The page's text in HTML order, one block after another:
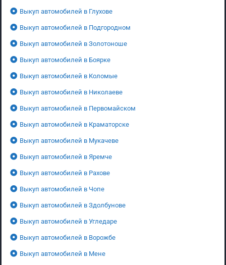
Выкуп автомобилей в Глухове
Выкуп автомобилей в Подгородном
Выкуп автомобилей в Золотоноше
Выкуп автомобилей в Боярке
Выкуп автомобилей в Коломые
Выкуп автомобилей в Николаеве
Выкуп автомобилей в Первомайском
Выкуп автомобилей в Краматорске
Выкуп автомобилей в Мукачеве
Выкуп автомобилей в Яремче
Выкуп автомобилей в Рахове
Выкуп автомобилей в Чопе
Выкуп автомобилей в Здолбунове
Выкуп автомобилей в Угледаре
Выкуп автомобилей в Ворожбе
Выкуп автомобилей в Мене